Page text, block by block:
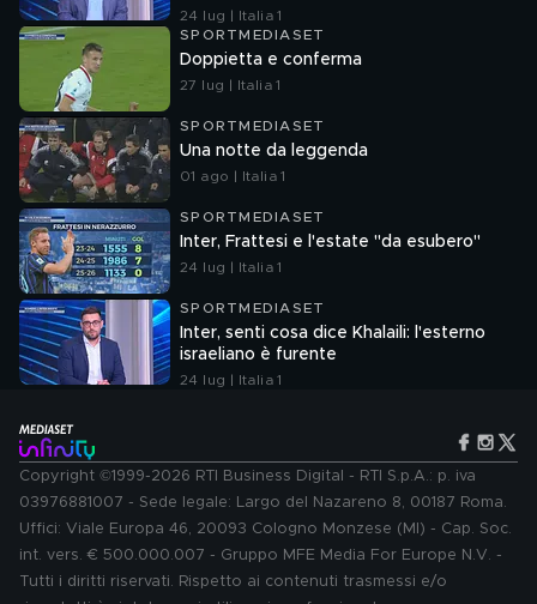
24 lug | Italia 1
SPORTMEDIASET
Doppietta e conferma
27 lug | Italia 1
SPORTMEDIASET
Una notte da leggenda
01 ago | Italia 1
SPORTMEDIASET
Inter, Frattesi e l'estate "da esubero"
24 lug | Italia 1
SPORTMEDIASET
Inter, senti cosa dice Khalaili: l'esterno
israeliano è furente
24 lug | Italia 1
Copyright ©1999-2026 RTI Business Digital - RTI S.p.A.: p. iva
03976881007 - Sede legale: Largo del Nazareno 8, 00187 Roma.
Uffici: Viale Europa 46, 20093 Cologno Monzese (MI) - Cap. Soc.
int. vers. € 500.000.007 - Gruppo MFE Media For Europe N.V. -
Tutti i diritti riservati. Rispetto ai contenuti trasmessi e/o